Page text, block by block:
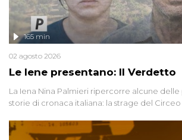
Le Iene presentano: Il Verdetto
165 min
02 agosto 2026
La Iena Nina Palmieri ripercorre alcune
storie di cronaca italiana: la strage del